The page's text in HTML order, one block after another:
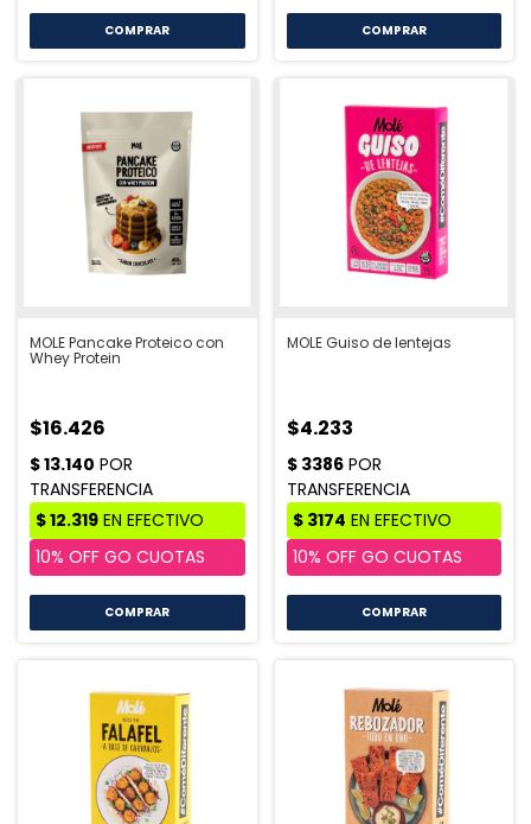
COMPRAR
MOLE Pancake Proteico con
Whey Protein
$16.426
COMPRAR
MOLE Guiso de lentejas
$4.233